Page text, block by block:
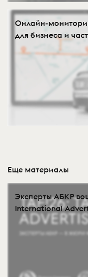
Онлайн-
для бизнеса и
Еще материалы
Эксперты АБКР
International